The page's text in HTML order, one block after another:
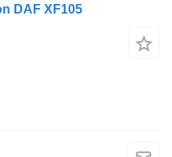
DAF XF105